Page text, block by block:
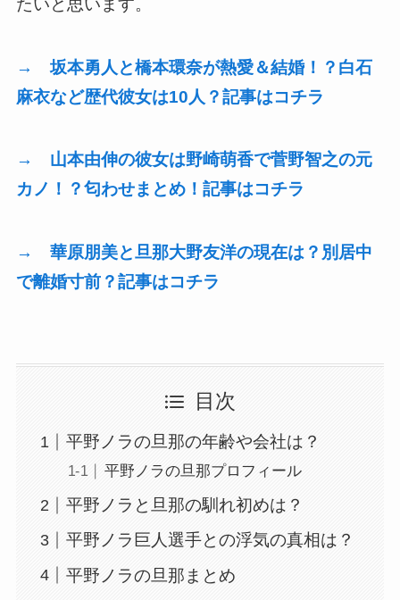
たいと思います。
→ 坂本勇人と橋本環奈が熱愛＆結婚！？白石
麻衣など歴代彼女は10人？記事はコチラ
→ 山本由伸の彼女は野崎萌香で菅野智之の元
カノ！？匂わせまとめ！記事はコチラ
→ 華原朋美と旦那大野友洋の現在は？別居中
で離婚寸前？記事はコチラ
目次
平野ノラの旦那の年齢や会社は？
平野ノラの旦那プロフィール
平野ノラと旦那の馴れ初めは？
平野ノラ巨人選手との浮気の真相は？
平野ノラの旦那まとめ